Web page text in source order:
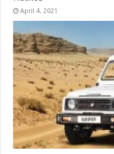
April 4, 2021